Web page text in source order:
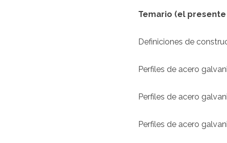
Temario (el
Definiciones de
Perfiles de acero
Perfiles de acero
Perfiles de acero